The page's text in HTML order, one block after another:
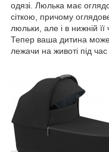
одязі. Люлька має
сіткою, причому
люльки, але і в нижній її
Тепер ваша дитина може
лежачи на животі під